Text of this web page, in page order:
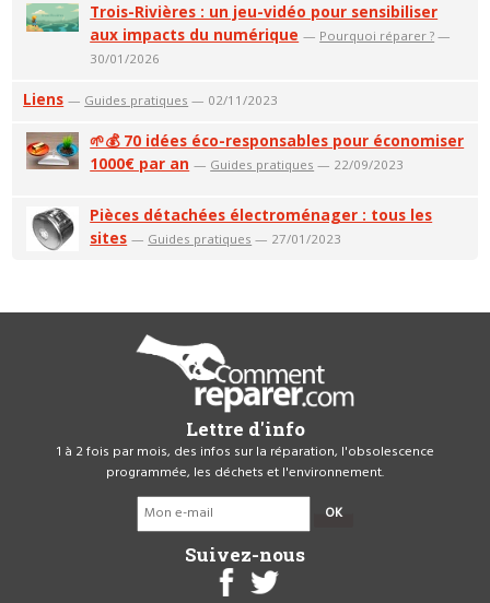
Trois-Rivières : un jeu-vidéo pour sensibiliser
aux impacts du numérique — Pourquoi réparer ? —
30/01/2026
Liens — Guides pratiques — 02/11/2023
🌱💰 70 idées éco-responsables pour économiser
1000€ par an — Guides pratiques — 22/09/2023
Pièces détachées électroménager : tous les
sites — Guides pratiques — 27/01/2023
Lettre d'info
1 à 2 fois par mois, des infos sur la réparation, l'obsolescence
programmée, les déchets et l'environnement.
OK
Suivez-nous